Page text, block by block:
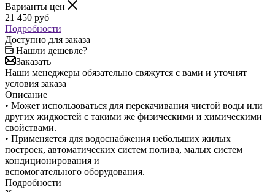
Варианты цен
21 450 руб
Подробности
Доступно для заказа
Нашли дешевле?
Заказать
Наши менеджеры обязательно свяжутся с вами и уточнят
условия заказа
Описание
• Может использоваться для перекачивания чистой воды или
других жидкостей с такими же физическими и химическими
свойствами.
• Применяется для водоснабжения небольших жилых
построек, автоматических систем полива, малых систем
кондиционирования и
вспомогательного оборудования.
Подробности